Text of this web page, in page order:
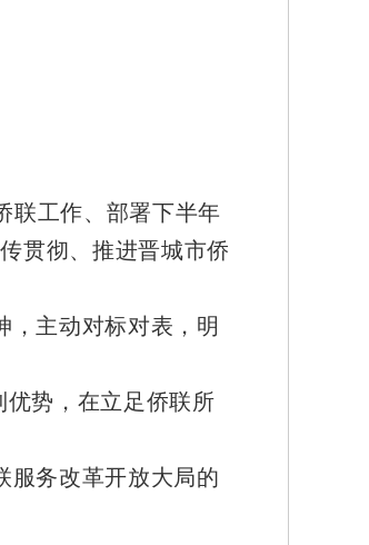
联工作、部署下半年
贯彻、推进晋城市侨
，主动对标对表，明
优势，在立足侨联所
服务改革开放大局的